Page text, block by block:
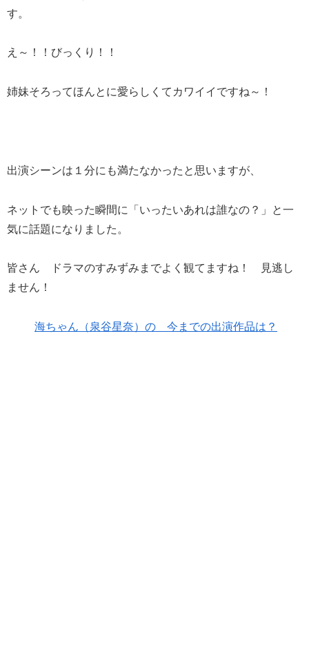
す。
え～！！びっくり！！
姉妹そろってほんとに愛らしくてカワイイですね～！
出演シーンは１分にも満たなかったと思いますが、
ネットでも映った瞬間に「いったいあれは誰なの？」と一
気に話題になりました。
皆さん ドラマのすみずみまでよく観てますね！ 見逃し
ません！
海ちゃん（泉谷星奈）の 今までの出演作品は？